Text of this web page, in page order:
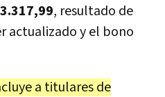
, resultado de
actualizado y el bono
a titulares de